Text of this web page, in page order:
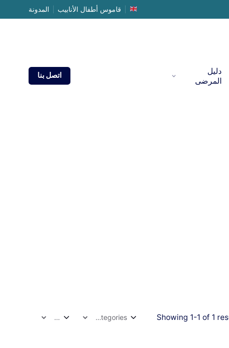
المدونة قاموس أطفال الأنابيب
دليل
المرضى
اتصل بنا
Showing 1-1 of 1